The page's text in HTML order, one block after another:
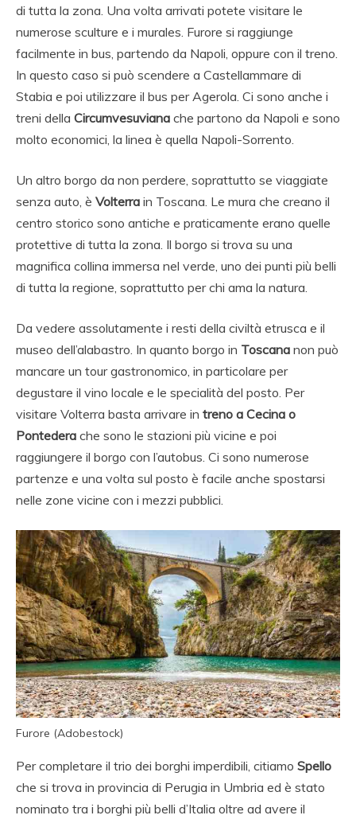
di tutta la zona. Una volta arrivati potete visitare le
numerose sculture e i murales. Furore si raggiunge
facilmente in bus, partendo da Napoli, oppure con il treno.
In questo caso si può scendere a Castellammare di
Stabia e poi utilizzare il bus per Agerola. Ci sono anche i
treni della Circumvesuviana che partono da Napoli e sono
molto economici, la linea è quella Napoli-Sorrento.
Un altro borgo da non perdere, soprattutto se viaggiate
senza auto, è Volterra in Toscana. Le mura che creano il
centro storico sono antiche e praticamente erano quelle
protettive di tutta la zona. Il borgo si trova su una
magnifica collina immersa nel verde, uno dei punti più belli
di tutta la regione, soprattutto per chi ama la natura.
Da vedere assolutamente i resti della civiltà etrusca e il
museo dell’alabastro. In quanto borgo in Toscana non può
mancare un tour gastronomico, in particolare per
degustare il vino locale e le specialità del posto. Per
visitare Volterra basta arrivare in treno a Cecina o
Pontedera che sono le stazioni più vicine e poi
raggiungere il borgo con l’autobus. Ci sono numerose
partenze e una volta sul posto è facile anche spostarsi
nelle zone vicine con i mezzi pubblici.
Furore (Adobestock)
Per completare il trio dei borghi imperdibili, citiamo Spello
che si trova in provincia di Perugia in Umbria ed è stato
nominato tra i borghi più belli d’Italia oltre ad avere il